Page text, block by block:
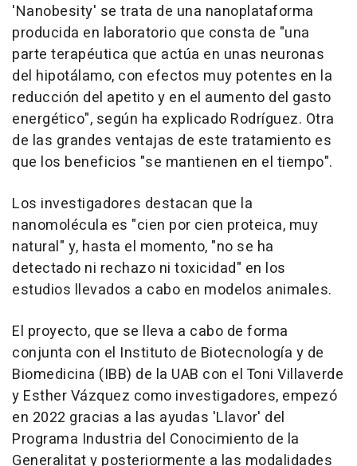
'Nanobesity' se trata de una nanoplataforma
producida en laboratorio que consta de "una
parte terapéutica que actúa en unas neuronas
del hipotálamo, con efectos muy potentes en la
reducción del apetito y en el aumento del gasto
energético", según ha explicado Rodríguez. Otra
de las grandes ventajas de este tratamiento es
que los beneficios "se mantienen en el tiempo".
Los investigadores destacan que la
nanomolécula es "cien por cien proteica, muy
natural" y, hasta el momento, "no se ha
detectado ni rechazo ni toxicidad" en los
estudios llevados a cabo en modelos animales.
El proyecto, que se lleva a cabo de forma
conjunta con el Instituto de Biotecnología y de
Biomedicina (IBB) de la UAB con el Toni Villaverde
y Esther Vázquez como investigadores, empezó
en 2022 gracias a las ayudas 'Llavor' del
Programa Industria del Conocimiento de la
Generalitat y posteriormente a las modalidades